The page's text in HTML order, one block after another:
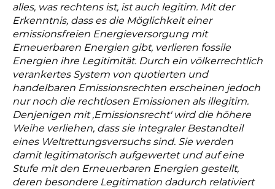
alles, was rechtens ist, ist auch legitim. Mit der
Erkenntnis, dass es die Möglichkeit einer
emissionsfreien Energieversorgung mit
Erneuerbaren Energien gibt, verlieren fossile
Energien ihre Legitimität. Durch ein völkerrechtlich
verankertes System von quotierten und
handelbaren Emissionsrechten erscheinen jedoch
nur noch die rechtlosen Emissionen als illegitim.
Denjenigen mit ,Emissionsrecht' wird die höhere
Weihe verliehen, dass sie integraler Bestandteil
eines Weltrettungsversuchs sind. Sie werden
damit legitimatorisch aufgewertet und auf eine
Stufe mit den Erneuerbaren Energien gestellt,
deren besondere Legitimation dadurch relativiert